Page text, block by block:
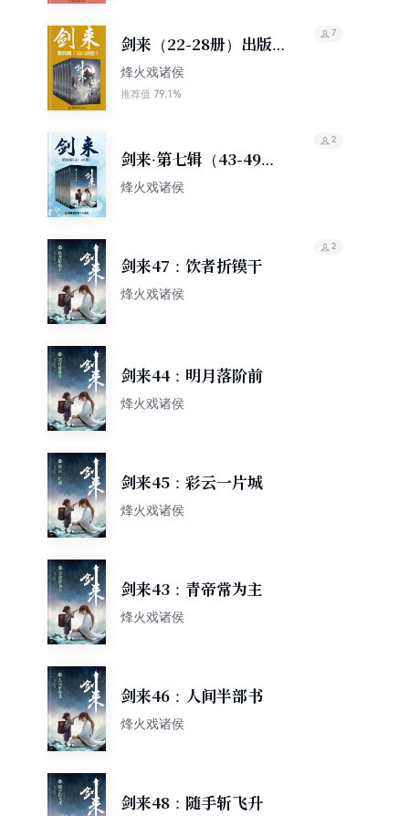
剑来（22-28册）出版
精校版
烽火戏诸侯
推荐值 79.1%
7
剑来·第七辑（43-49
册）
烽火戏诸侯
2
剑来47：饮者折镆干
烽火戏诸侯
2
剑来44：明月落阶前
烽火戏诸侯
剑来45：彩云一片城
烽火戏诸侯
剑来43：青帝常为主
烽火戏诸侯
剑来46：人间半部书
烽火戏诸侯
剑来48：随手斩飞升